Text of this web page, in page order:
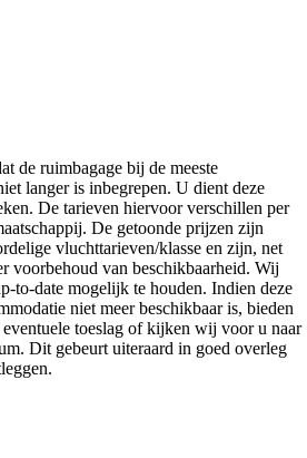
de ruimbagage bij de meeste
langer is inbegrepen. U dient deze
De tarieven hiervoor verschillen per
De getoonde prijzen zijn
vluchttarieven/klasse en zijn, net
voorbehoud van beschikbaarheid. Wij
to-date mogelijk te houden. Indien deze
niet meer beschikbaar is, bieden
eventuele toeslag of kijken wij voor u naar
Dit gebeurt uiteraard in goed overleg